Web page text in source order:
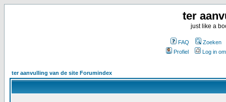
ter
just like a
FAQ
Zoeken
Profiel
Log in
ter aanvulling van de site Forumindex